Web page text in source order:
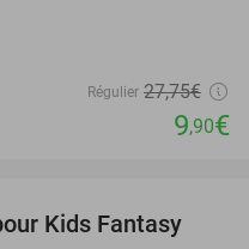
Régulier 27,75€
9,90€
34%
Kids Fantasy